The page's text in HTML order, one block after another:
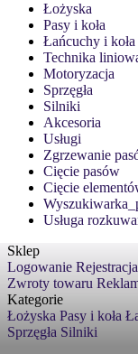
Łożyska
Pasy i koła
Łańcuchy i koła
Technika
Motoryzacja
Sprzęgła
Silniki
Akcesoria
Usługi
Zgrzewanie
Cięcie pasów
Cięcie
Usługa
Sklep
Logowanie Rejestracja
Zwroty towaru
Kategorie
Łożyska Pasy i koła
Sprzęgła Silniki